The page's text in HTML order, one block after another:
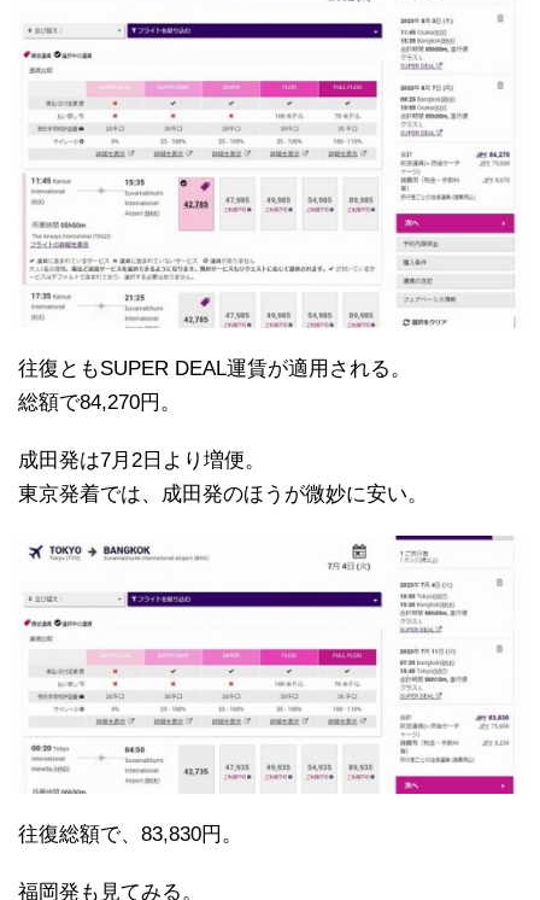
往復ともSUPER DEAL運賃が適用される。
総額で84,270円。
成田発は7月2日より増便。
東京発着では、成田発のほうが微妙に安い。
往復総額で、83,830円。
福岡発も見てみる。